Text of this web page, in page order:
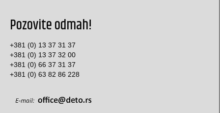
Specijalne nalepnice
etikete za konfekciju
deklaracije
Pozovite odmah!
+381 (0) 13 37 31 37
+381 (0) 13 37 32 00
+381 (0) 66 37 31 37
+381 (0) 63 82 86 228